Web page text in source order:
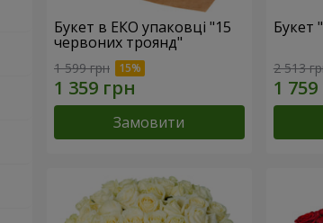
Букет в ЕКО упаковці "15
червоних троянд"
1 599 грн
Замовити
Букет
2 513